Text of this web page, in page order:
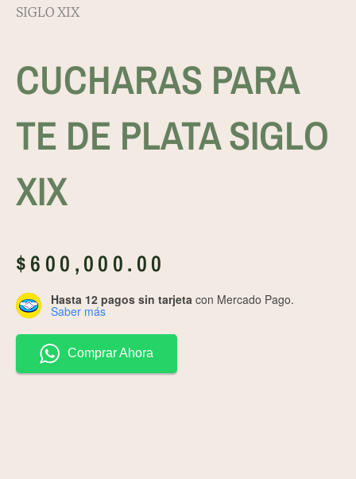
SIGLO XIX
CUCHARAS PARA
TE DE PLATA SIGLO
XIX
$600,000.00
Hasta 12 pagos sin tarjeta con Mercado Pago.
Saber más
Comprar Ahora